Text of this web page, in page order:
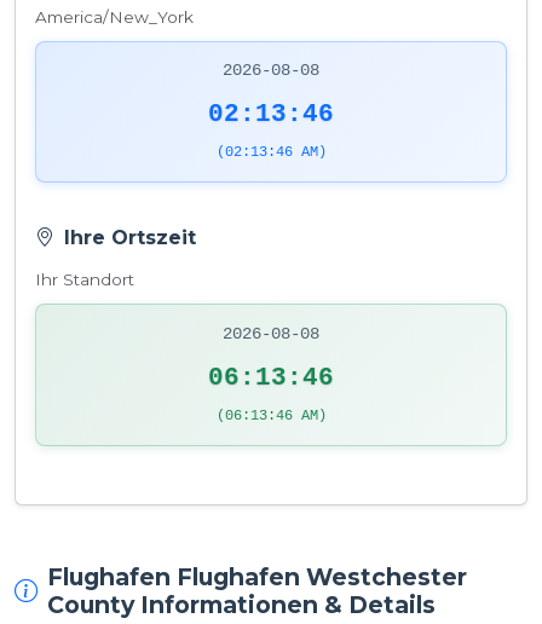
America/New_York
2026-08-08
02:13:46
(02:13:46 AM)
Ihre Ortszeit
Ihr Standort
2026-08-08
06:13:46
(06:13:46 AM)
Flughafen Flughafen Westchester
County Informationen & Details